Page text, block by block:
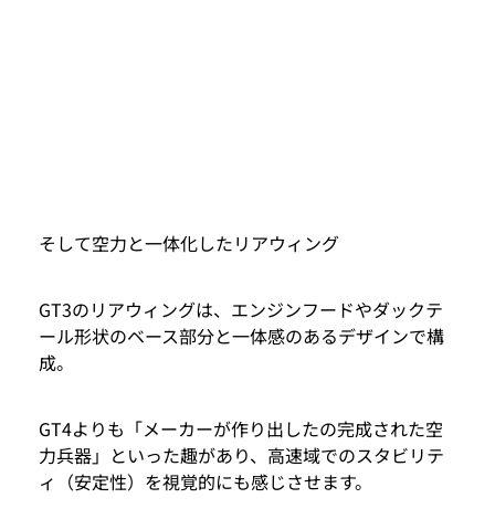
そして空力と一体化したリアウィング
GT3のリアウィングは、エンジンフードやダックテ
ール形状のベース部分と一体感のあるデザインで構
成。
GT4よりも「メーカーが作り出したの完成された空
力兵器」といった趣があり、高速域でのスタビリテ
ィ（安定性）を視覚的にも感じさせます。